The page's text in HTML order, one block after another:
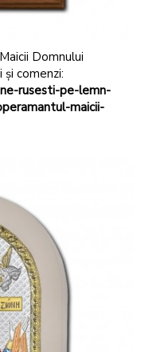
Domnului
comenzi:
rusesti-pe-lemn-
maicii-